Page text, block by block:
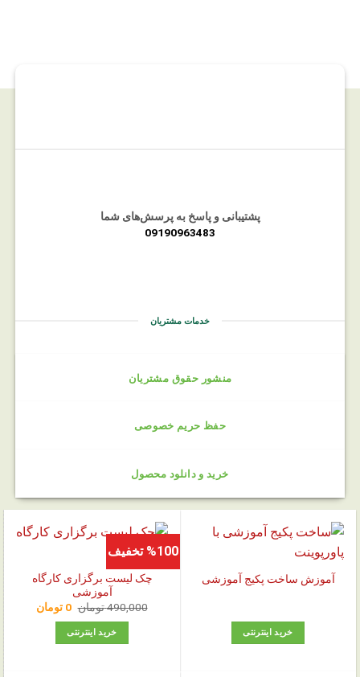
پشتیبانی و پاسخ به پرسش‌های شما
09190963483
خدمات مشتریان
منشور حقوق مشتریان
حفظ حریم خصوصی
خرید و دانلود محصول
آموزش ساخت پکیج آموزشی
خرید اینترنتی
%100 تخفیف
چک‌ لیست برگزاری کارگاه
آموزشی
490,000تومان قیمت
اصلی:
بود.
0 تومانقیمت
خرید اینترنتی